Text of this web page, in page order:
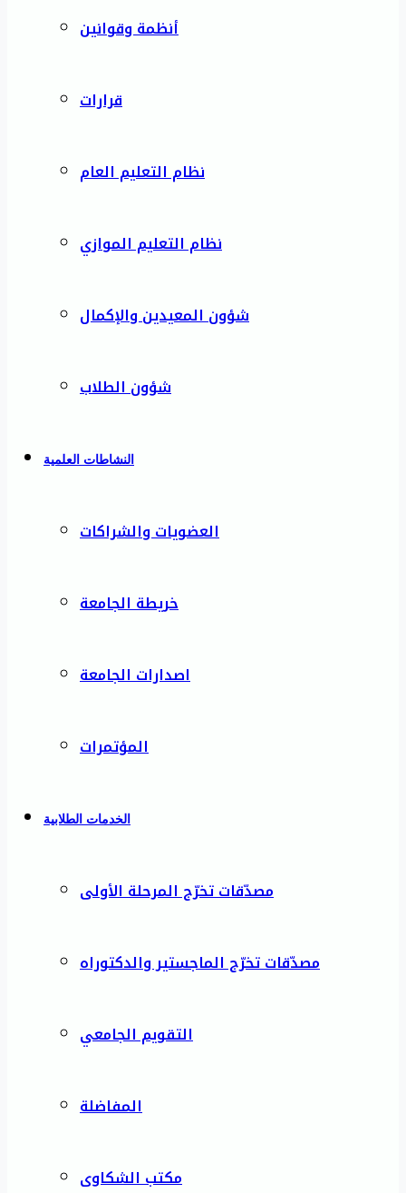
أنظمة وقوانين
قرارات
نظام التعليم العام
نظام التعليم الموازي
شؤون المعيدين والإكمال
شؤون الطلاب
النشاطات العلمية
العضويات والشراكات
خريطة الجامعة
اصدارات الجامعة
المؤتمرات
الخدمات الطلابية
مصدّقات تخرّج المرحلة الأولى
مصدّقات تخرّج الماجستير والدكتوراه
التقويم الجامعي
المفاضلة
مكتب الشكاوى